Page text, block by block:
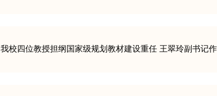
我校四位教授担纲国家级规划教材建设重任 王翠玲副书记